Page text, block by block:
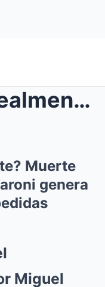
¿Qué ocurrió realmente? Muerte repentina de Miguel...
Muerte
genera
Miguel